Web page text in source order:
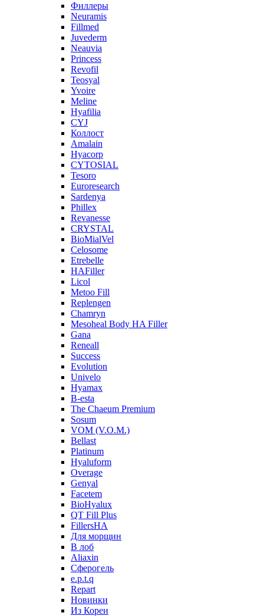
Филлеры
Neuramis
Fillmed
Juvederm
Neauvia
Princess
Revofil
Teosyal
Yvoire
Meline
Hyafilia
CYJ
Коллост
Amalain
Hyacorp
CYTOSIAL
Tesoro
Euroresearch
Sardenya
Phillex
Revanesse
CRYSTAL
BioMialVel
Celosome
Etrebelle
HAFiller
Licol
Metoo Fill
Replengen
Chamryn
Mesoheal Body HA Filler
Gana
Reneall
Success
Evolution
Univelo
Hyamax
B-esta
The Chaeum Premium
Sosum
VOM (V.O.M.)
Bellast
Platinum
Hyaluform
Overage
Genyal
Facetem
BioHyalux
QT Fill Plus
FillersHA
Для морщин
В лоб
Aliaxin
Сферогель
e.p.t.q
Repart
Новинки
Из Кореи